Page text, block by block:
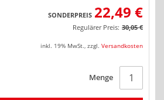
SONDERPREIS 22,49 €
Regulärer Preis: 30,05 €
inkl. 19% MwSt. zzgl. Versandkosten
Menge